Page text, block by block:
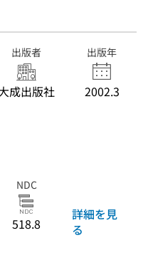
出版者
成出版社
出版年
2002.3
NDC
518.8
詳細を見
る